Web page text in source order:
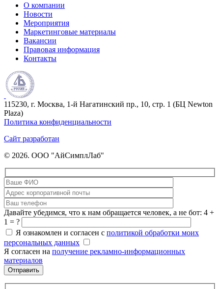
О компании
Новости
Мероприятия
Маркетинговые материалы
Вакансии
Правовая информация
Контакты
115230, г. Москва, 1-й Нагатинский пр., 10, стр. 1 (БЦ Newton
Plaza)
Политика конфиденциальности
Сайт разработан
© 2026. ООО "АйСимплЛаб"
Давайте убедимся, что к нам обращается человек, а не бот: 4 +
1 = ?
Я ознакомлен и согласен с политикой обработки моих
персональных данных
Я согласен на получение рекламно-информационных
материалов